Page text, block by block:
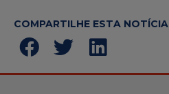
COMPARTILHE ESTA NOTÍCIA